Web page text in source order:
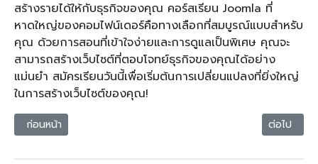
สร้างรายได้ให้กับธุรกิจของคุณ คอร์สเรียน Joomla ที่
หาดใหญ่ของคอมไฟน์เดอร์คือทางเลือกที่สมบูรณ์แบบสำหรับ
คุณ ด้วยการสอนที่เข้าใจง่ายและการดูแลเป็นพิเศษ คุณจะ
สามารถสร้างเว็บไซต์ที่ตอบโจทย์ธุรกิจของคุณได้อย่าง
แม่นยำ สมัครเรียนวันนี้เพื่อเริ่มต้นการเปลี่ยนแปลงที่ยิ่งใหญ่
ในการสร้างเว็บไซต์ของคุณ!
เนื้อหาก่อนหน้า: เรียน Joomla ในสงขลา - สร้างเว็บไซต์มืออาชีพไม่ต้อ
ก่อนหน้า เนื้อหาถัดไ
ต่อไป